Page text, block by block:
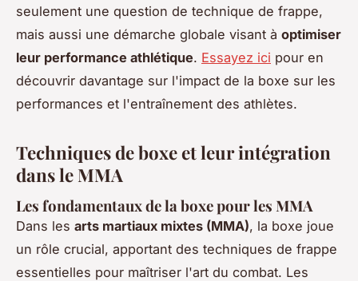
seulement une question de technique de frappe,
mais aussi une démarche globale visant à optimiser
leur performance athlétique. Essayez ici pour en
découvrir davantage sur l'impact de la boxe sur les
performances et l'entraînement des athlètes.
Techniques de boxe et leur intégration
dans le MMA
Les fondamentaux de la boxe pour les MMA
Dans les arts martiaux mixtes (MMA), la boxe joue
un rôle crucial, apportant des techniques de frappe
essentielles pour maîtriser l'art du combat. Les